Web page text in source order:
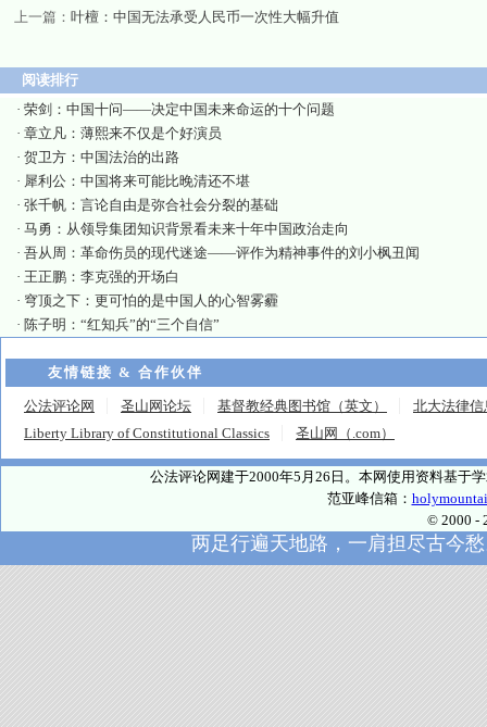
上一篇： 叶檀：中国无法承受人民币一次性大幅升值
阅读排行
· 荣剑：中国十问——决定中国未来命运的十个问题
· 章立凡：薄熙来不仅是个好演员
· 贺卫方：中国法治的出路
· 犀利公：中国将来可能比晚清还不堪
· 张千帆：言论自由是弥合社会分裂的基础
· 马勇：从领导集团知识背景看未来十年中国政治走向
· 吾从周：革命伤员的现代迷途——评作为精神事件的刘小枫丑闻
· 王正鹏：李克强的开场白
· 穹顶之下：更可怕的是中国人的心智雾霾
· 陈子明：“红知兵”的“三个自信”
友情链接 & 合作伙伴
公法评论网 圣山网论坛 基督教经典图书馆（英文）
北大法律信
Liberty Library of Constitutional Classics
圣山网（.com）
公法评论网建于2000年5月26日。本网使用资料基于
范亚峰信箱：
© 2000 -
两足行遍天地路，一肩担尽古今